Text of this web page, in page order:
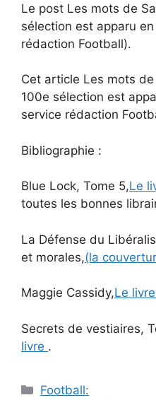
Le post Les mots de
sélection est apparu
rédaction Football).
Cet article Les mots
100e sélection est
service rédaction
Bibliographie :
Blue Lock, Tome 5,Le
toutes les bonnes
La Défense du
et morales,(la
Maggie Cassidy,Le livre
Secrets de vestiaires,
livre .
Catégories
Football: